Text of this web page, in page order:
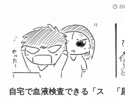
自宅で血液検査できる「ス